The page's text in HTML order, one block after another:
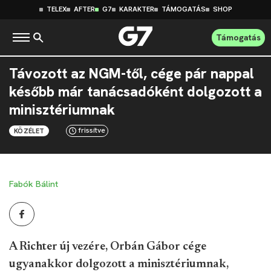
TELEX AFTER G7 KARAKTER TÁMOGATÁS SHOP
Támogatás
Távozott az NGM-től, cége pár nappal
később már tanácsadóként dolgozott a
minisztériumnak
KÖZÉLET frissítve
Fabók Bálint
A Richter új vezére, Orbán Gábor cége
ugyanakkor dolgozott a minisztériumnak,